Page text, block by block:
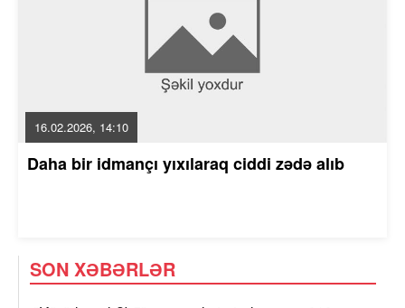
16.02.2026, 14:10
Daha bir idmançı yıxılaraq ciddi zədə alıb
SON XƏBƏRLƏR